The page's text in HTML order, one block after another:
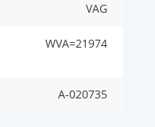
VAG
WVA=21974
A-020735